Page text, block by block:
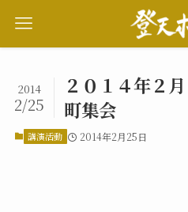
２０１４年２
町集会
2014
2/25
講演活動 2014年2月25日